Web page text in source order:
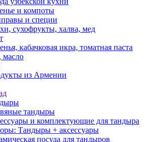
и компоты
и специи
сухофрукты, халва, мед
кабачковая икра, томатная паста
масло
из Армении
тандыры
и комплектующие для тандыра
Тандыры + аксессуары
посуда для тандыров